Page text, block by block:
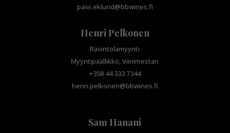
paivi.eklund@bbwines.fi
Henri Pelkonen
Ravintolamyynti
Myyntipäällikkö, Viinimestari
+358 44 333 7344
henri.pelkonen@bbwines.fi
Sam Hanani